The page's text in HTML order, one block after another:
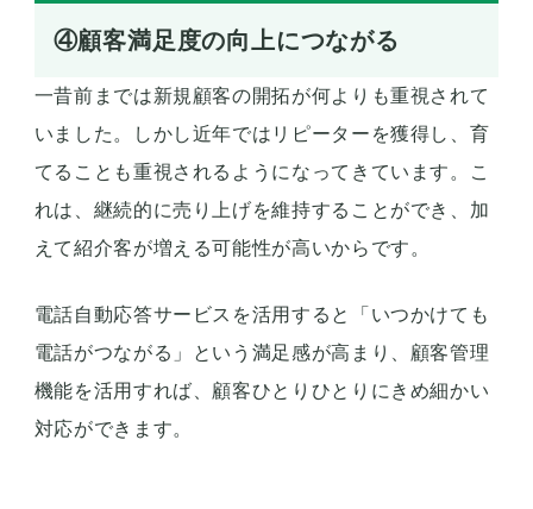
④顧客満足度の向上につながる
一昔前までは新規顧客の開拓が何よりも重視されて
いました。しかし近年ではリピーターを獲得し、育
てることも重視されるようになってきています。こ
れは、継続的に売り上げを維持することができ、加
えて紹介客が増える可能性が高いからです。
電話自動応答サービスを活用すると「いつかけても
電話がつながる」という満足感が高まり、顧客管理
機能を活用すれば、顧客ひとりひとりにきめ細かい
対応ができます。